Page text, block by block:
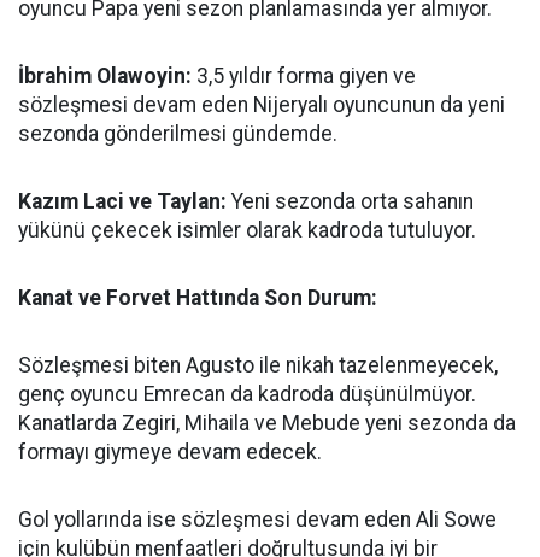
oyuncu Papa yeni sezon planlamasında yer almıyor.
İbrahim Olawoyin: 3,5 yıldır forma giyen ve
sözleşmesi devam eden Nijeryalı oyuncunun da yeni
sezonda gönderilmesi gündemde.
Kazım Laci ve Taylan: Yeni sezonda orta sahanın
yükünü çekecek isimler olarak kadroda tutuluyor.
Kanat ve Forvet Hattında Son Durum:
Sözleşmesi biten Agusto ile nikah tazelenmeyecek,
genç oyuncu Emrecan da kadroda düşünülmüyor.
Kanatlarda Zegiri, Mihaila ve Mebude yeni sezonda da
formayı giymeye devam edecek.
Gol yollarında ise sözleşmesi devam eden Ali Sowe
için kulübün menfaatleri doğrultusunda iyi bir